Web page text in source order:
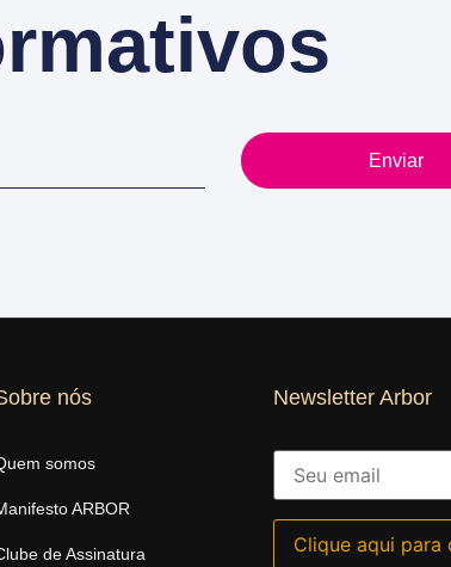
Enviar
nós
somos
ARBOR
de Assinatura
Newsletter Arbor